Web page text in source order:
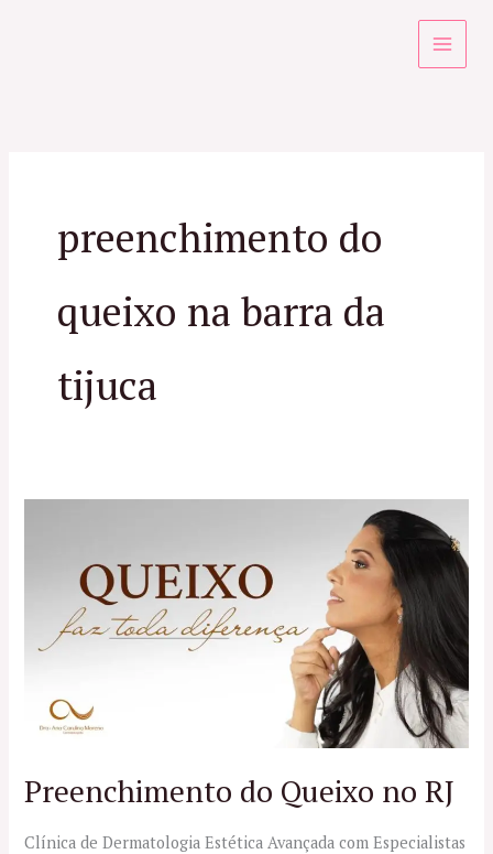
preenchimento do
queixo na barra da
tijuca
Preenchimento do Queixo no RJ
Clínica de Dermatologia Estética Avançada com Especialistas